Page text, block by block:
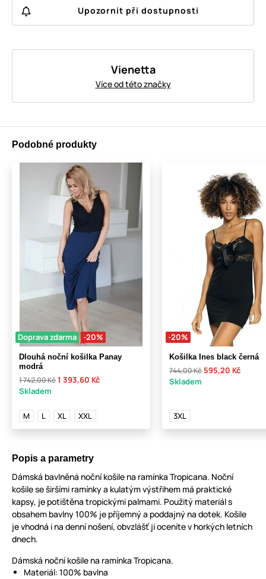
Upozornit při dostupnosti
Vienetta
Více od této značky
Podobné produkty
Doprava zdarma -20%
Dlouhá noční košilka Panay
modrá
1 742,00 Kč1 393,60 Kč
Skladem
M L XL XXL
-20%
Košilka Ines black černá
744,00 Kč 595,20 Kč
Skladem
3XL
Popis a parametry
Dámská bavlněná noční košile na ramínka Tropicana. Noční
košile se širšími ramínky a kulatým výstřihem má praktické
kapsy, je potištěna tropickými palmami. Použitý materiál s
obsahem bavlny 100% je příjemný a poddajný na dotek. Košile
je vhodná i na denní nošení, obvzlášť ji oceníte v horkých letních
dnech.
Dámská noční košile na ramínka Tropicana.
Materiál: 100% bavlna